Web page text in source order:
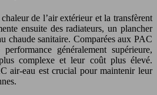
ensuite des radiateurs, un plancher
chaude sanitaire. Comparées aux PAC
généralement supérieure,
complexe et leur coût plus élevé.
air-eau est crucial pour maintenir leur